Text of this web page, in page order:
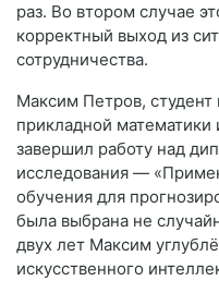
раз. Во втором случае
корректный выход из
сотрудничества.
Максим Петров, студент
прикладной
завершил работу над
исследования —
обучения для
была выбрана не
двух лет Максим
искусственного